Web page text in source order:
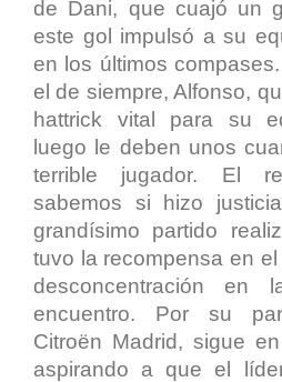
de Dani, que cuajó un
este gol impulsó a su
en los últimos
el de siempre, Alfonso,
hattrick vital para su
luego le deben unos
terrible jugador. El
sabemos si hizo
grandísimo partido
tuvo la recompensa en
desconcentración en
encuentro. Por su
Citroën Madrid, sigue
aspirando a que el